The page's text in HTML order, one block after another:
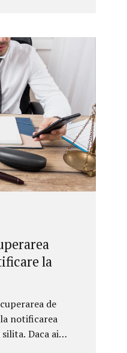
Despre
care
dezbatem
spetele
in dreptul
Despre
mostenire
legal,
de...
la
de
notificarea
Daca ai